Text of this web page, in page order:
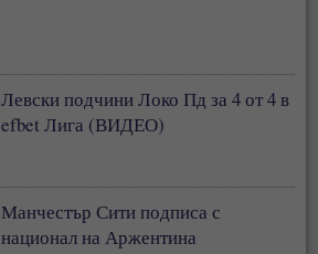
Левски подчини Локо Пд за 4 от 4 в
efbet Лига (ВИДЕО)
Манчестър Сити подписа с
национал на Аржентина